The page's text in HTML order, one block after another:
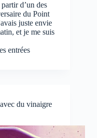
d’un des
du Point
juste envie
et je me suis
entrées
du vinaigre